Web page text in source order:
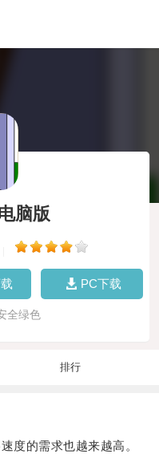
脑版
PC下载
全绿色
排行
的需求也越来越高。